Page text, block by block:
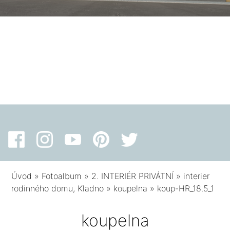
Úvod » Fotoalbum » 2. INTERIÉR PRIVÁTNÍ » interier
rodinného domu, Kladno » koupelna » koup-HR_18.5_1
koupelna